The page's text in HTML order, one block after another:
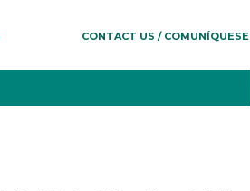
CONTACT US / COMUNÍQUESE